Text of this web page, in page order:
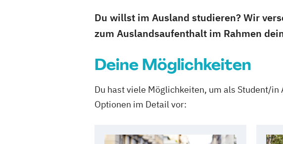
Du willst im Ausland studieren? Wir
zum Auslandsaufenthalt im Rahmen
Deine Möglichkeiten
Du hast viele Möglichkeiten, um als Student/
Optionen im Detail vor: